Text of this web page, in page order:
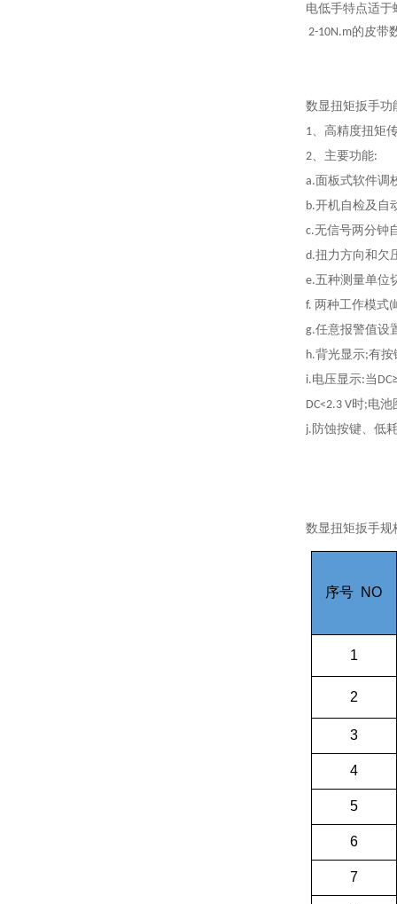
电低手特点适
2-10N.m的皮带
数显扭矩扳手功
1、高精度扭矩
2、主要功能:
a.面板式软件调
b.开机自检及自
c.无信号两分钟
d.扭力方向和欠
e.五种测量单位
f. 两种工作模式
g.任意报警值设
h.背光显示;有
i.电压显示:当
DC<2.3 V时;电
j.防蚀按键、低
数显扭矩扳手规
序号 NO
1
2
3
4
5
6
7